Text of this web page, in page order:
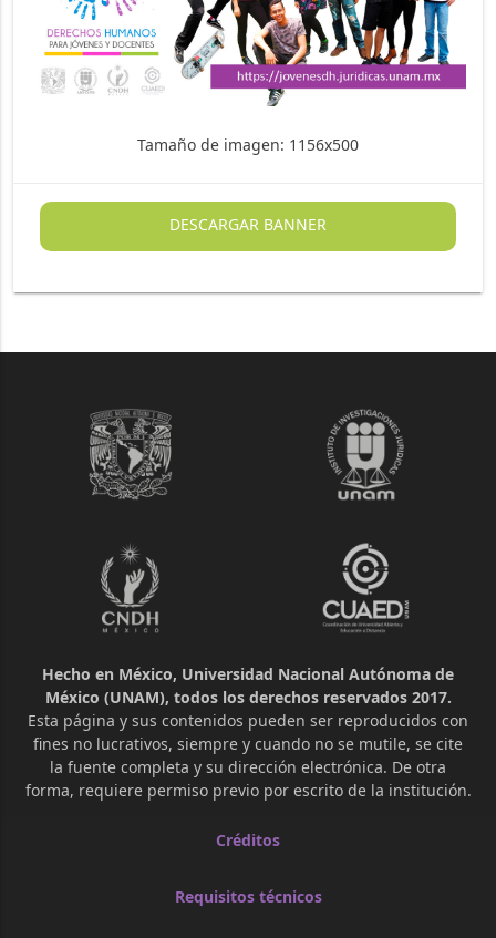
Tamaño de imagen: 1156x500
DESCARGAR BANNER
Hecho en México, Universidad Nacional Autónoma de
México (UNAM), todos los derechos reservados 2017.
Esta página y sus contenidos pueden ser reproducidos con
fines no lucrativos, siempre y cuando no se mutile, se cite
la fuente completa y su dirección electrónica. De otra
forma, requiere permiso previo por escrito de la institución.
Créditos
Requisitos técnicos